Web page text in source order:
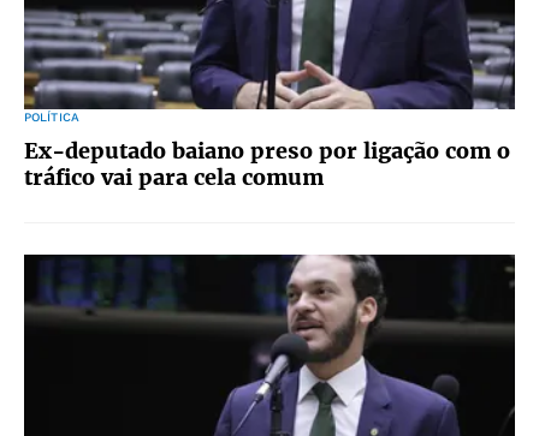
POLÍTICA
Ex-deputado baiano preso por ligação com o
tráfico vai para cela comum